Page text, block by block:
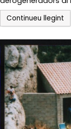
Continueu llegint